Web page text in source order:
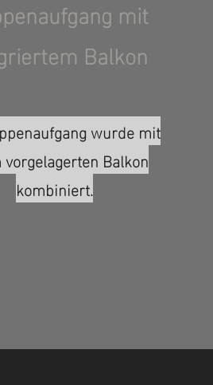
mit
Balkon
wurde mit
Balkon
kombiniert.